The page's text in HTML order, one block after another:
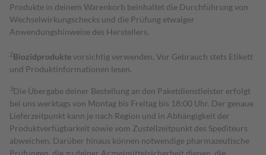
Produkte in deinem Warenkorb beinhaltet die Durchführung von
Wechselwirkungschecks und die Prüfung etwaiger
Anwendungshinweise des Herstellers.
2Biozidproduktevorsichtig verwenden. Vor Gebrauch stets Etikett
und Produktinformationen lesen.
3Die Übergabe deiner Bestellung an den Paketdienstleister erfolgt
bei uns werktags von Montag bis Freitag bis 18:00 Uhr. Der genaue
Lieferzeitpunkt kann je nach Region und in Abhängigkeit der
Produktverfügbarkeit sowie vom Zustellzeitpunkt des Spediteurs
abweichen. Darüber hinaus können notwendige pharmazeutische
Prüfungen, die zu deiner Arzneimittelsicherheit dienen, die